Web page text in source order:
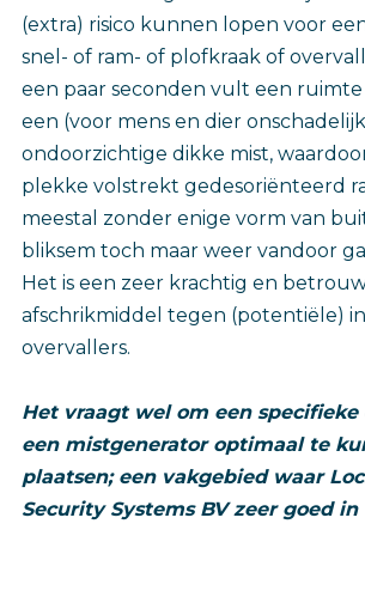
(extra) risico kunnen lopen voor
snel- of ram- of plofkraak of
een paar seconden vult een
een (voor mens en dier
ondoorzichtige dikke mist,
plekke volstrekt gedesoriënteerd
meestal zonder enige vorm van
bliksem toch maar weer vandoor
Het is een zeer krachtig en
afschrikmiddel tegen (potentiële)
overvallers.
Het vraagt wel om een
een mistgenerator optimaal te
plaatsen; een vakgebied waar
Security Systems BV zeer goed in